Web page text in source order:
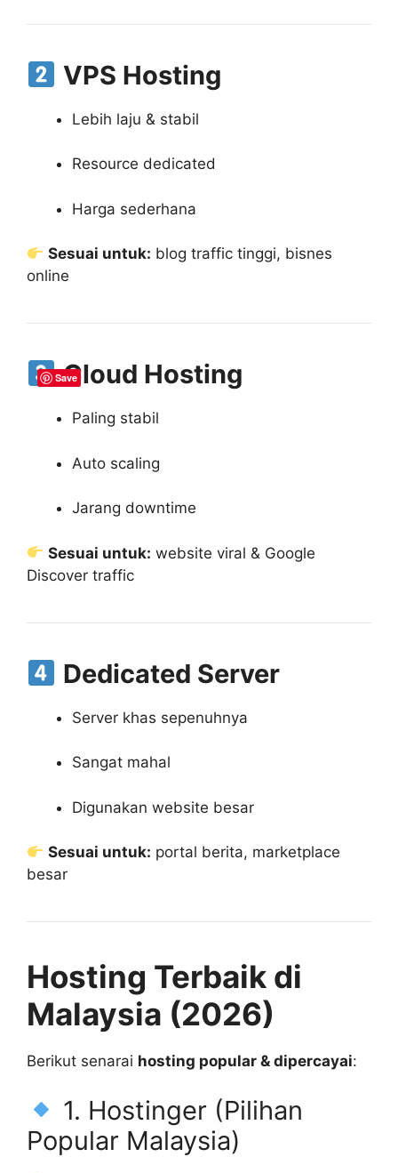
VPS Hosting
Lebih laju & stabil
Resource dedicated
Harga sederhana
Sesuai untuk: blog traffic tinggi, bisnes
online
Cloud Hosting
Paling stabil
Auto scaling
Jarang downtime
Sesuai untuk: website viral & Google
Discover traffic
Dedicated Server
Server khas sepenuhnya
Sangat mahal
Digunakan website besar
Sesuai untuk: portal berita, marketplace
besar
Hosting Terbaik di
Malaysia (2026)
Berikut senarai hosting popular & dipercayai:
1. Hostinger (Pilihan
Popular Malaysia)
Save